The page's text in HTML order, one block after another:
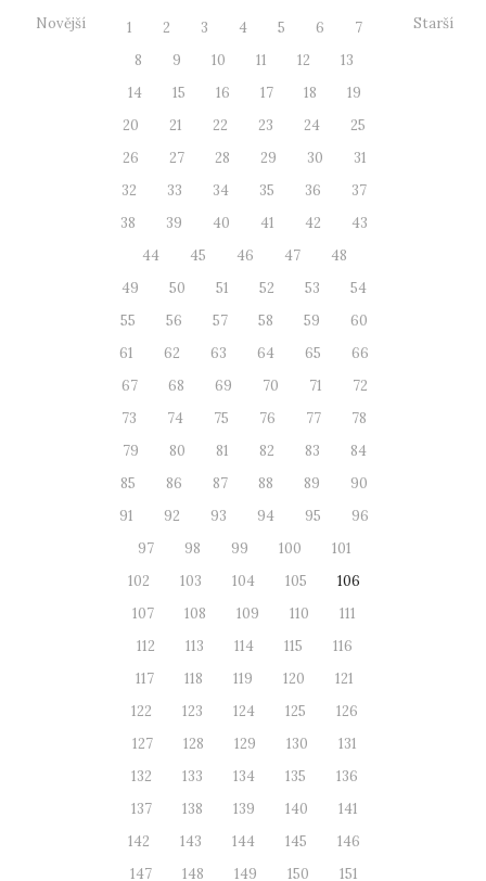
Novější 1 2 3 4 5 6
7
8
9 10 11 12
13
14
15 16 17 18
19
20
21 22 23 24
25
26
27 28 29 30
31
32
33 34 35 36
37
38
39 40 41 42
43
44
45 46 47
48
49
50 51 52 53
54
55
56 57 58 59
60
61
62 63 64 65
66
67
68 69 70 71
72
73
74 75 76 77
78
79
80 81 82 83
84
85
86 87 88 89
90
91
92 93 94 95
96
97
98 99 100
101
102
103 104 105
106
107
108 109 110
111
112
113 114 115
116
117
118 119 120
121
122
123 124 125
126
127
128 129 130
131
132
133 134 135
136
137
138 139 140
141
142
143 144 145
146
147
148 149 150
151
Starší